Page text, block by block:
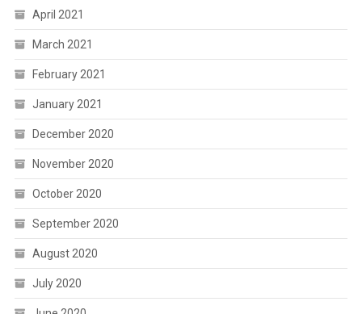
April 2021
March 2021
February 2021
January 2021
December 2020
November 2020
October 2020
September 2020
August 2020
July 2020